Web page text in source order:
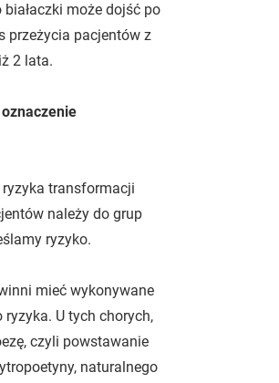
może dojść po
przeżycia pacjentów z
2 lata.
transformacji
należy do grup
ryzyko.
mieć wykonywane
U tych chorych,
czyli powstawanie
naturalnego